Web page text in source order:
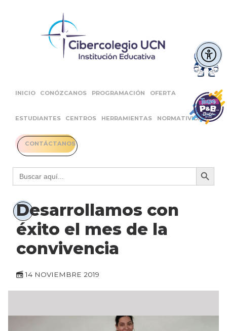
INICIO CONÓZCANOS PROGRAMACIÓN OFERTA
ESTUDIANTES CENTROS HERRAMIENTAS NORMATIVIDAD
CONTÁCTANOS
Buscar: Botón
Desarrollamos con
éxito el mes de la
convivencia
14 NOVIEMBRE 2019